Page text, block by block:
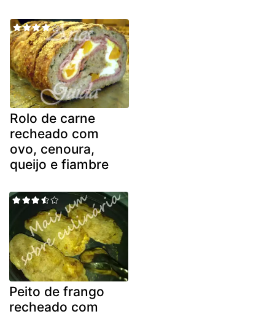
Rolo de carne
recheado com
ovo, cenoura,
queijo e fiambre
Peito de frango
recheado com